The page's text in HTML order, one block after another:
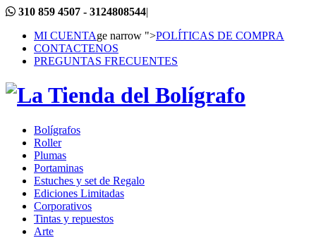
310 859 4507 - 3124808544|
MI CUENTAge narrow ">POLÍTICAS DE COMPRA
CONTACTENOS
PREGUNTAS FRECUENTES
Bolígrafos
Roller
Plumas
Portaminas
Estuches y set de Regalo
Ediciones Limitadas
Corporativos
Tintas y repuestos
Arte